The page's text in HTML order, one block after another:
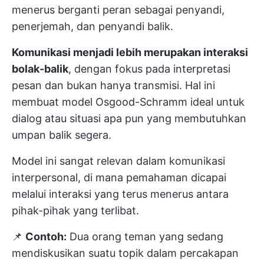
menerus berganti peran sebagai penyandi,
penerjemah, dan penyandi balik.
Komunikasi menjadi lebih merupakan interaksi
bolak-balik, dengan fokus pada interpretasi
pesan dan bukan hanya transmisi. Hal ini
membuat model Osgood-Schramm ideal untuk
dialog atau situasi apa pun yang membutuhkan
umpan balik segera.
Model ini sangat relevan dalam komunikasi
interpersonal, di mana pemahaman dicapai
melalui interaksi yang terus menerus antara
pihak-pihak yang terlibat.
📌 Contoh: Dua orang teman yang sedang
mendiskusikan suatu topik dalam percakapan